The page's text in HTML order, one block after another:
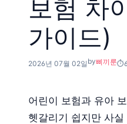
보험 차
가이드)
2026년 07월 02일 by삐끼룬
어린이 보험과 유아
헷갈리기 쉽지만 사